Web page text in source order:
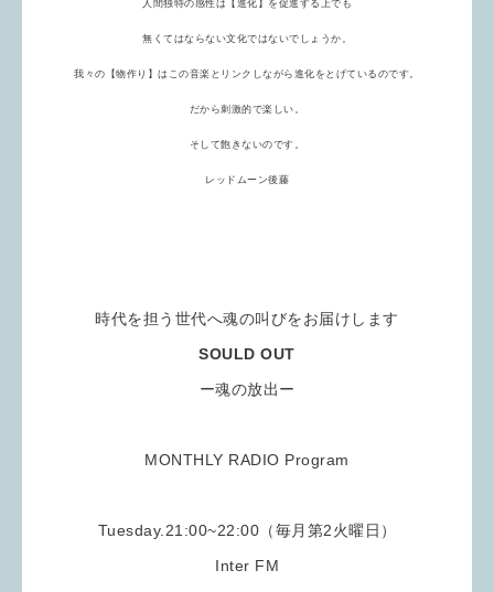
人間独特の感性は【進化】を促進する上でも
無くてはならない文化ではないでしょうか。
我々の【物作り】はこの音楽とリンクしながら進化をとげているのです。
だから刺激的で楽しい。
そして飽きないのです。
レッドムーン後藤
時代を担う世代へ魂の叫びをお届けします
SOULD OUT
ー魂の放出ー
MONTHLY RADIO Program
Tuesday.21:00~22:00（毎月第2火曜日）
Inter FM